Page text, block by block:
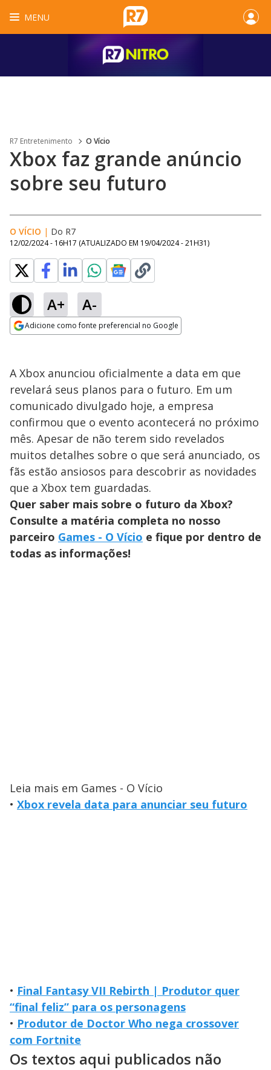
MENU
R7 Entretenimento O Vício
Xbox faz grande anúncio
sobre seu futuro
O VÍCIO | Do R7
12/02/2024 - 16H17 (ATUALIZADO EM 19/04/2024 - 21H31)
A+ A-
Adicione como fonte preferencial no Google
A Xbox anunciou oficialmente a data em que
revelará seus planos para o futuro. Em um
comunicado divulgado hoje, a empresa
confirmou que o evento acontecerá no próximo
mês. Apesar de não terem sido revelados
muitos detalhes sobre o que será anunciado, os
fãs estão ansiosos para descobrir as novidades
que a Xbox tem guardadas.
Quer saber mais sobre o futuro da Xbox?
Consulte a matéria completa no nosso
parceiro Games - O Vício e fique por dentro de
todas as informações!
Leia mais em Games - O Vício
• Xbox revela data para anunciar seu futuro
• Final Fantasy VII Rebirth | Produtor quer
“final feliz” para os personagens
• Produtor de Doctor Who nega crossover
com Fortnite
Os textos aqui publicados não